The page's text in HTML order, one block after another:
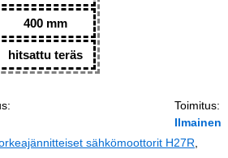
400 mm
hitsattu teräs
Toimitus:
Ilmainen
sähkömoottorit H27R